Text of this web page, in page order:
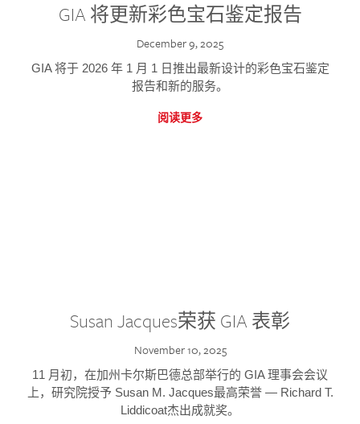
GIA 将更新彩色宝石鉴定报告
December 9, 2025
GIA 将于 2026 年 1 月 1 日推出最新设计的彩色宝石鉴定
报告和新的服务。
阅读更多
Susan Jacques荣获 GIA 表彰
November 10, 2025
11 月初，在加州卡尔斯巴德总部举行的 GIA 理事会会议
上，研究院授予 Susan M. Jacques最高荣誉 — Richard T.
Liddicoat杰出成就奖。